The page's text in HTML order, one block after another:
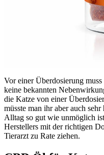
Vor einer Überdosierung
keine bekannten
die Katze von einer
müsste man ihr aber auch
Alltag so gut wie unmöglich
Herstellers mit der richtigen
Tierarzt zu Rate ziehen.